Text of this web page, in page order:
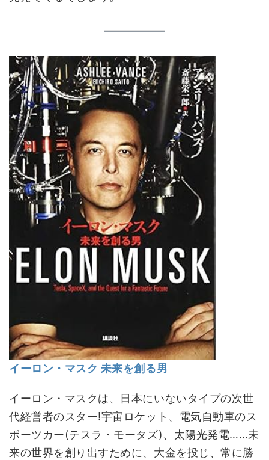
イーロン・マスク 未来を創る男
イーロン・マスクは、日本にいないタイプの次世
代経営者のスター!宇宙ロケット、電気自動車のス
ポーツカー(テスラ・モータズ)、太陽光発電……未
来の世界を創り出すために、大金を投じ、常に勝